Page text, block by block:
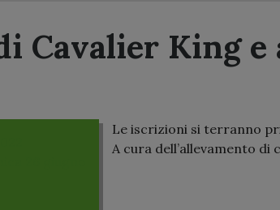
Cavalier King e
Le iscrizioni si terranno
A cura dell’allevamento di